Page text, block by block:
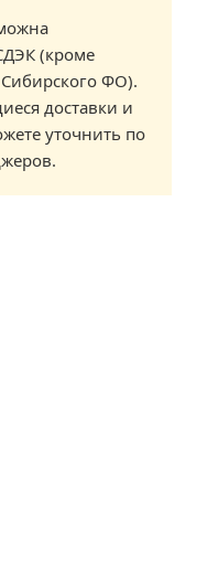
(кроме
ФО).
доставки и
уточнить по